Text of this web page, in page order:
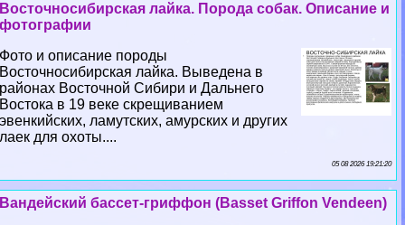
Восточносибирская лайка. Порода собак. Описание и
фотографии
Фото и описание породы
Восточносибирская лайка. Выведена в
районах Восточной Сибири и Дальнего
Востока в 19 веке скрещиванием
эвенкийских, ламутских, амурских и других
лаек для охоты....
05 08 2026 19:21:20
Вандейский бассет-гриффон (Basset Griffon Vendeen)